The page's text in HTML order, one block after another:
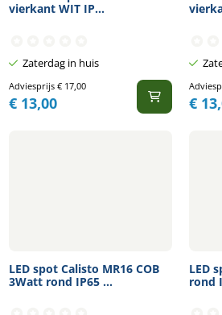
vierkant WIT IP...
Zaterdag in huis
Adviesprijs €17,00
€13,00 €
LED spot Calisto MR16 COB
3Watt rond IP65 ...
LED
rond